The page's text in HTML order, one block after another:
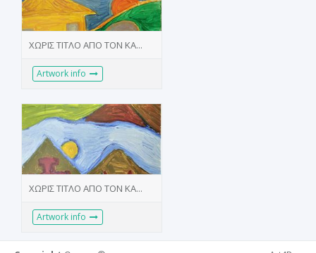
ΧΩΡΙΣ ΤΙΤΛΟ ΑΠΟ ΤΟΝ ΚΑ...
Artwork info
ΧΩΡΙΣ ΤΙΤΛΟ ΑΠΟ ΤΟΝ ΚΑ...
Artwork info